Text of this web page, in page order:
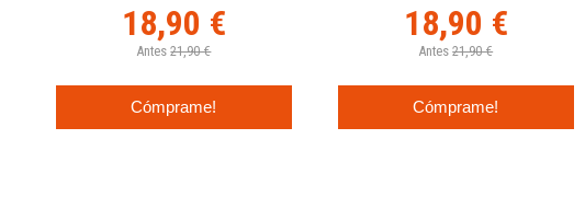
18,90 €
Antes 21,90 €
Cómprame!
18,90 €
Antes 21,90 €
Cómprame!